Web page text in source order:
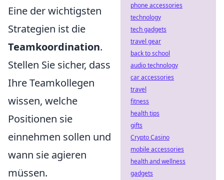
Eine der wichtigsten
Strategien ist die
Teamkoordination.
Stellen Sie sicher, dass
Ihre Teamkollegen
wissen, welche
Positionen sie
einnehmen sollen und
wann sie agieren
müssen.
phone accessories
technology
tech gadgets
travel gear
back to school
audio technology
car accessories
travel
fitness
health tips
gifts
Crypto Casino
mobile accessories
health and wellness
gadgets